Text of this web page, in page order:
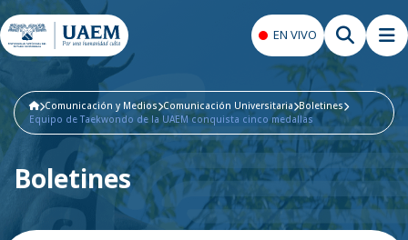
EN VIVO
Comunicación y Medios Comunicación Universitaria Boletines
Equipo de Taekwondo de la UAEM conquista cinco medallas
Boletines